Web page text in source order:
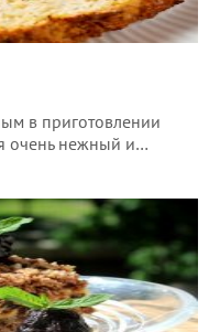
в приготовлении
очень нежный и…